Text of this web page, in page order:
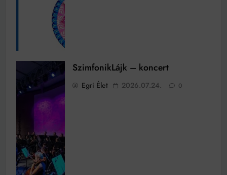
SzimfonikLájk – koncert
Egri Élet 2026.07.24. 0